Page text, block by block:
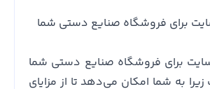
برای فروشگاه صنایع دستی شما
برای فروشگاه صنایع دستی شما
به شما امکان می‌دهد تا از مزایای